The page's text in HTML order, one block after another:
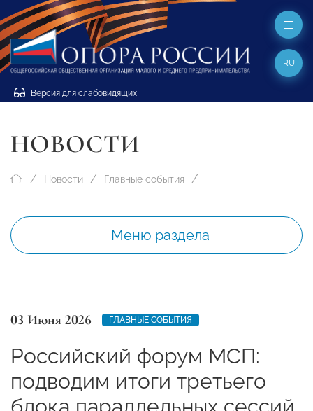
Версия для слабовидящих
RU
НОВОСТИ
Новости Главные события
Меню раздела
03 Июня 2026 ГЛАВНЫЕ СОБЫТИЯ
Российский форум МСП:
подводим итоги третьего